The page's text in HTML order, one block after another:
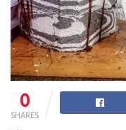
0
SHARES